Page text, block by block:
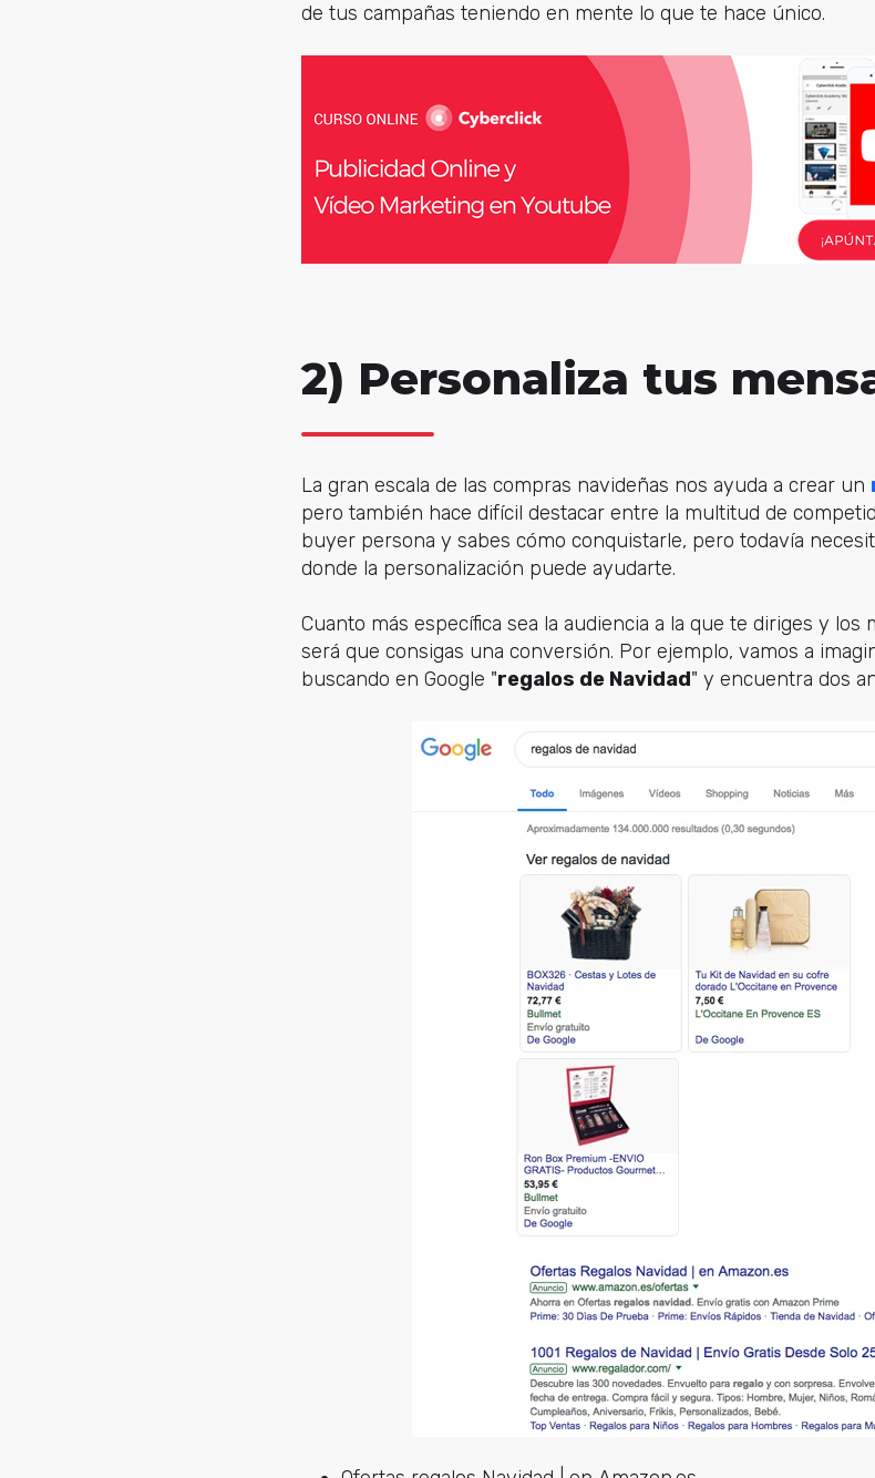
de tus campañas teniendo en mente lo que te hace único.
2) Personaliza tus
La gran escala de las compras navideñas nos ayuda a crear un
pero también hace difícil destacar entre la multitud de
buyer persona y sabes cómo conquistarle, pero todavía
donde la personalización puede ayudarte.
Cuanto más específica sea la audiencia a la que te diriges y
será que consigas una conversión. Por ejemplo, vamos a
buscando en Google "regalos de Navidad" y encuentra dos